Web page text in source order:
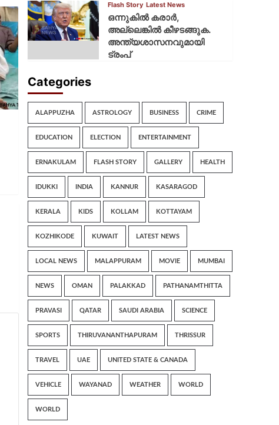
Flash Story Latest News
ഒന്നുകില്‍ കരാര്‍,
അല്ലെങ്കില്‍ കീഴടങ്ങുക.
അന്ത്യശാസനവുമായി
ട്രംപ്
Categories
ALAPPUZHA ASTROLOGY BUSINESS CRIME
EDUCATION ELECTION ENTERTAINMENT
ERNAKULAM FLASH STORY GALLERY HEALTH
IDUKKI INDIA KANNUR KASARAGOD
KERALA KIDS KOLLAM KOTTAYAM
KOZHIKODE KUWAIT LATEST NEWS
LOCAL NEWS MALAPPURAM MOVIE MUMBAI
NEWS OMAN PALAKKAD PATHANAMTHITTA
PRAVASI QATAR SAUDI ARABIA SCIENCE
SPORTS THIRUVANANTHAPURAM THRISSUR
TRAVEL UAE UNITED STATE & CANADA
VEHICLE WAYANAD WEATHER WORLD
WORLD